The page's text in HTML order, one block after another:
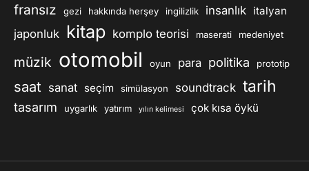
fransız gezi hakkında herşey ingilizlik insanlık italyan
japonluk kitap komplo teorisi maserati medeniyet
müzik otomobil oyun para politika prototip
saat sanat seçim simülasyon soundtrack tarih
tasarım uygarlık yatırım yılın kelimesi çok kısa öykü